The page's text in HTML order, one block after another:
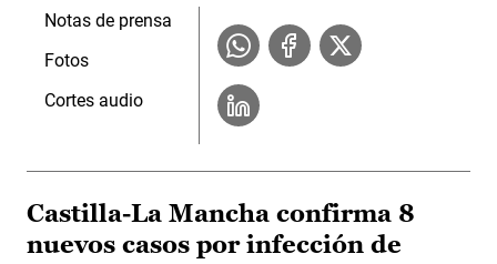
Notas de prensa
Fotos
Cortes audio
Castilla-La Mancha confirma 8
nuevos casos por infección de